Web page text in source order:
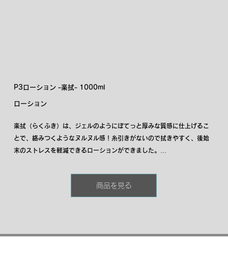
P3ローション -楽拭- 1000ml
ローション
楽拭（らくふき）は、ジェルのようにぼてっと厚みな質感に仕上げるこ
とで、絡みつくようなヌルヌル感！糸引きがないので拭きやすく、後始
末のストレスを軽減できるローションができました。
く、ヌルヌル感が損なわれるデメリットがありましたが、楽拭は粘度が
高くスムーズな行為をサポート！
プロ御用達の大容量サイズ！大容量でたーっぷり使える本商品をお試し
商品を見る